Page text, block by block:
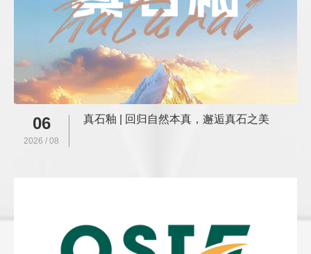
06
2026 / 08
真石釉 | 回归自然本真，邂逅真石之美